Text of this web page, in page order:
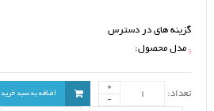
گزینه های در دسترس
* مدل محصول:
تعداد: اضافه به سبد خرید